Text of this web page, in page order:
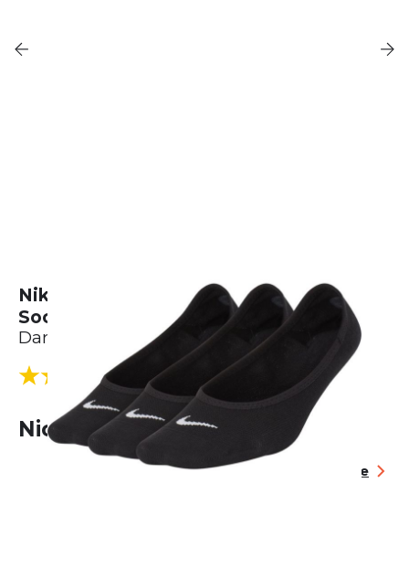
Nike Everyday Lightweight Footie
Socks (3 Pairs)
Damen
5.0 (1 Bewertungen)
Nicht lieferbar
Größentabelle